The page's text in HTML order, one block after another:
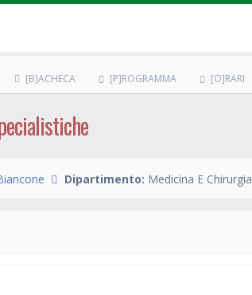
[B]ACHECA [P]ROGRAMMA [O]RARI
Dipartimento: Medicina E Chirurgia